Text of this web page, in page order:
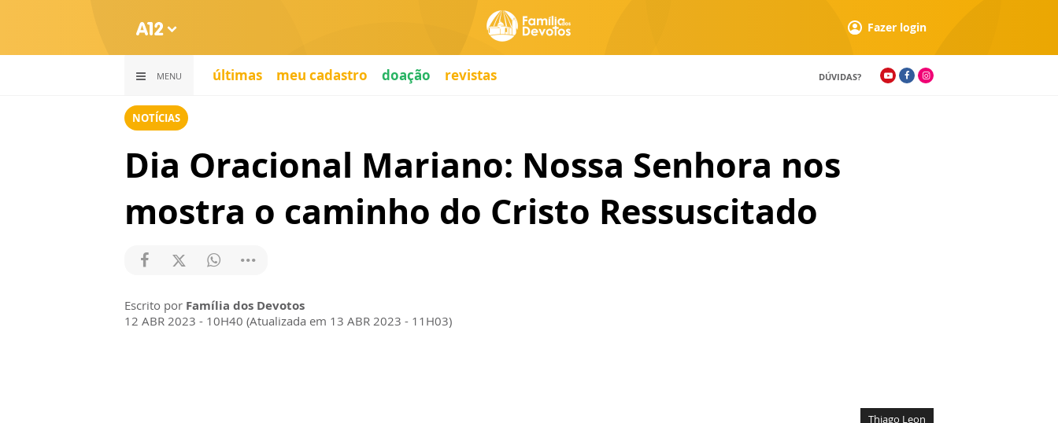
Fazer login
MENU últimas meu cadastro doação revistas DÚVIDAS?
NOTÍCIAS
Dia Oracional Mariano: Nossa Senhora nos
mostra o caminho do Cristo Ressuscitado
Escrito por Família dos Devotos
12 ABR 2023 - 10H40 (Atualizada em 13 ABR 2023 - 11H03)
Thiago Leon